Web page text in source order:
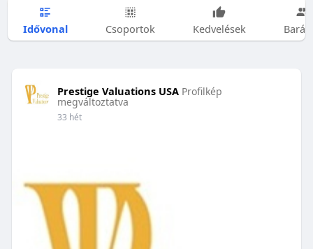
Idővonal Csoportok Kedvelések
Prestige Valuations USA Profilkép
megváltoztatva
33 hét